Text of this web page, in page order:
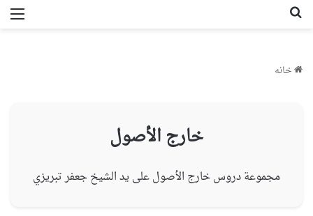
خانه
خارج الأصول
مجموعة دروس خارج الأصول على يد الشيخ جعفر تبريزي